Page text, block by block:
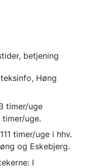
betjening
Høng
timer/uge
uge.
timer/uge i hhv.
og Eskebjerg.
I